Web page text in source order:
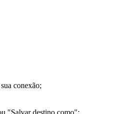
conexão;
"Salvar destino como";